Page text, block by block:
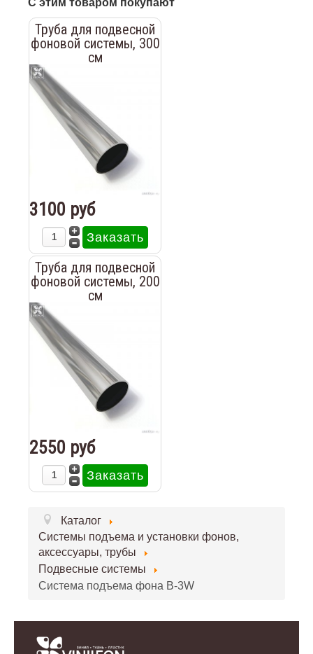
Труба для подвесной
фоновой системы, 300
см
3100 руб
Труба для подвесной
фоновой системы, 200
см
2550 руб
Каталог
Системы подъема и установки фонов,
аксессуары, трубы
Подвесные системы
Система подъема фона B-3W